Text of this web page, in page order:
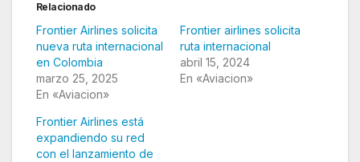
Relacionado
Frontier Airlines solicita
nueva ruta internacional
en Colombia
marzo 25, 2025
En «Aviacion»
Frontier airlines solicita
ruta internacional
abril 15, 2024
En «Aviacion»
Frontier Airlines está
expandiendo su red
con el lanzamiento de